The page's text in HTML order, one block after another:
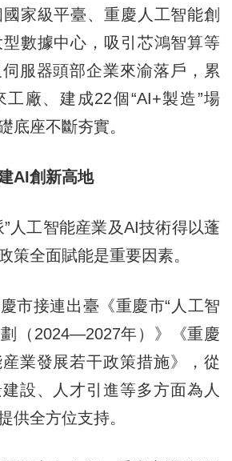
家級平臺、重慶人工智能創
數據中心，吸引芯鴻智算等
服器頭部企業來渝落戶，累
廠、建成22個“AI+製造”場
底座不斷夯實。
AI創新高地
工智能産業及AI技術得以蓬
策全面賦能是重要因素。
接連出臺《重慶市“人工智
（2024—2027年）》《重慶
業發展若干政策措施》，從
設、人才引進等多方面為人
供全方位支持。